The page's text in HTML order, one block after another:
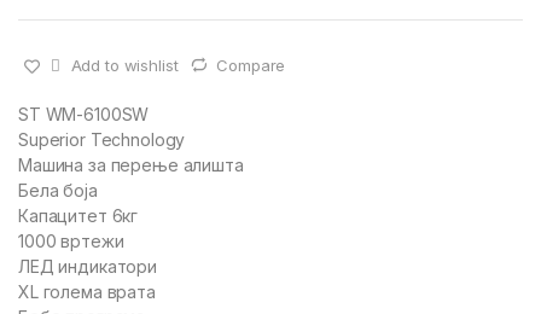
Add to wishlist Compare
ST WM-6100SW
Superior Technology
Машина за перење алишта
Бела боја
Капацитет 6кг
1000 вртежи
ЛЕД индикатори
XL голема врата